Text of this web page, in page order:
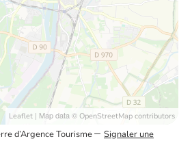
Leaflet | Map data © OpenStreetMap contributors
d’Argence Tourisme– Signaler une